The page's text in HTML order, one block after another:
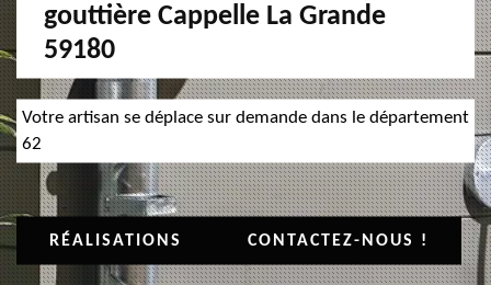
gouttière Cappelle La Grande
59180
Votre artisan se déplace sur demande dans le département
62
RÉALISATIONS CONTACTEZ-NOUS !